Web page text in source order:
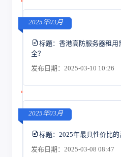
2025年03月
标题： 香港高防服务器租用
全？
发布日期：2025-03-10 10:26
2025年03月
标题： 2025年最具性价比
发布日期：2025-03-08 08:47